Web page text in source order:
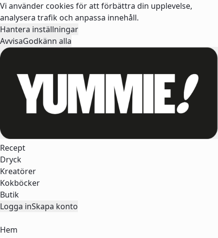
Vi använder cookies för att förbättra din upplevelse,
analysera trafik och anpassa innehåll.
Hantera inställningar
AvvisaGodkänn alla
Recept
Dryck
Kreatörer
Kokböcker
Butik
Logga inSkapa konto
Hem